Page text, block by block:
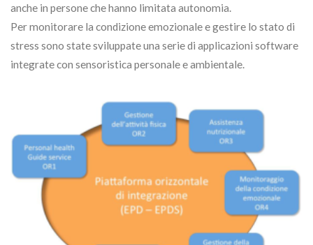
anche in persone che hanno limitata autonomia.
Per monitorare la condizione emozionale e gestire lo stato di
stress sono state sviluppate una serie di applicazioni software
integrate con sensoristica personale e ambientale.